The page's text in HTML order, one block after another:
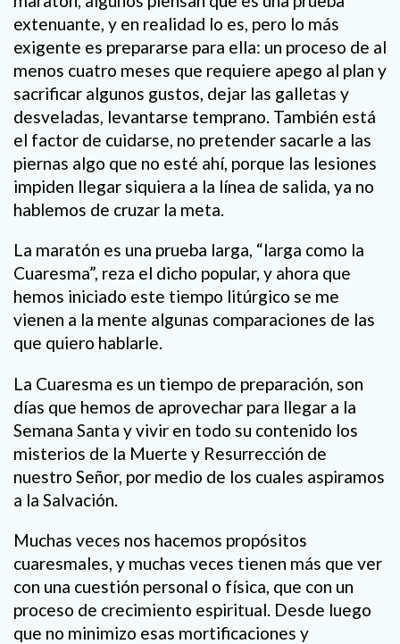
extenuante, y en realidad lo es, pero lo más
exigente es prepararse para ella: un proceso de al
menos cuatro meses que requiere apego al plan y
sacrificar algunos gustos, dejar las galletas y
desveladas, levantarse temprano. También está
el factor de cuidarse, no pretender sacarle a las
piernas algo que no esté ahí, porque las lesiones
impiden llegar siquiera a la línea de salida, ya no
hablemos de cruzar la meta.
La maratón es una prueba larga, “larga como la
Cuaresma”, reza el dicho popular, y ahora que
hemos iniciado este tiempo litúrgico se me
vienen a la mente algunas comparaciones de las
que quiero hablarle.
La Cuaresma es un tiempo de preparación, son
días que hemos de aprovechar para llegar a la
Semana Santa y vivir en todo su contenido los
misterios de la Muerte y Resurrección de
nuestro Señor, por medio de los cuales aspiramos
a la Salvación.
Muchas veces nos hacemos propósitos
cuaresmales, y muchas veces tienen más que ver
con una cuestión personal o física, que con un
proceso de crecimiento espiritual. Desde luego
que no minimizo esas mortificaciones y